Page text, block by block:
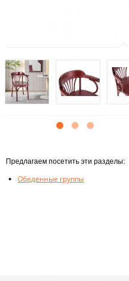
Предлагаем посетить эти разделы:
Обеденные группы